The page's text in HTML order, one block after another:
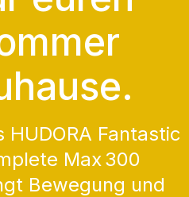
HUDORA Fantastic
Max 300
Bewegung und